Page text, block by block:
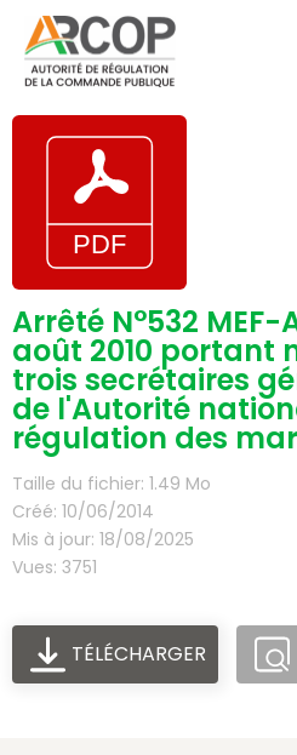
contenu
Arrêté N°532 MEF-
août 2010 portant
trois secrétaires
de l'Autorité
régulation des
Taille du fichier: 1.49 Mo
Créé: 10/06/2014
Mis à jour: 18/08/2025
Vues: 3751
TÉLÉCHARGER